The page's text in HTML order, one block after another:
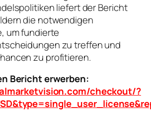
liefert der Bericht
die notwendigen
um fundierte
zu treffen und
zu profitieren.
Bericht erwerben:
checkout/?